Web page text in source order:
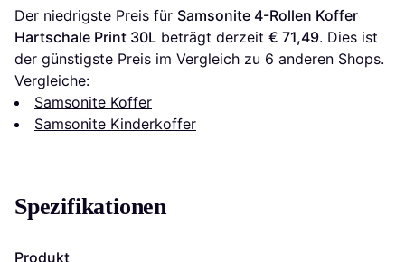
Der niedrigste Preis für Samsonite 4-Rollen Koffer
Hartschale Print 30L beträgt derzeit € 71,49. Dies ist
der günstigste Preis im Vergleich zu 6 anderen Shops.
Vergleiche:
Samsonite Koffer
Samsonite Kinderkoffer
Spezifikationen
Produkt